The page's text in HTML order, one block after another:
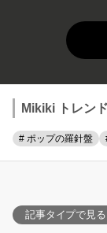
Mikiki トレンド
# ポップの羅針盤
記事タイプで見る